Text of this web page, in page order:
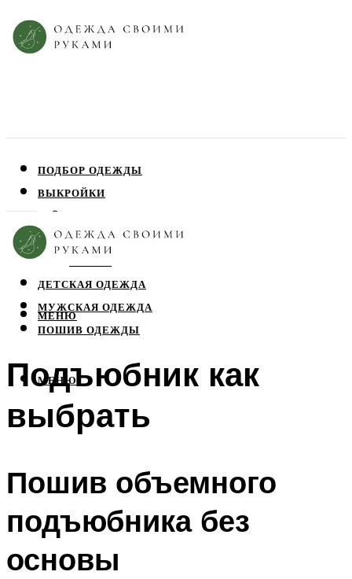
ПОДБОР ОДЕЖДЫ
ВЫКРОЙКИ
ЮБКИ
ДЕТСКАЯ ОДЕЖДА
МУЖСКАЯ ОДЕЖДА
ПОШИВ ОДЕЖДЫ
МЕНЮ
МЕНЮ
Подъюбник как
выбрать
Пошив объемного
подъюбника без
основы